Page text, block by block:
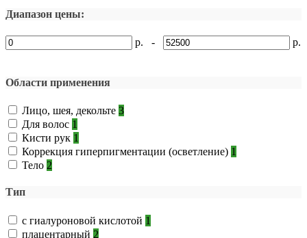
Диапазон цены:
р. - р.
Области применения
Лицо, шея, декольте 3
Для волос 1
Кисти рук 1
Коррекция гиперпигментации (осветление) 1
Тело 2
Тип
с гиалуроновой кислотой 1
плацентарный 2